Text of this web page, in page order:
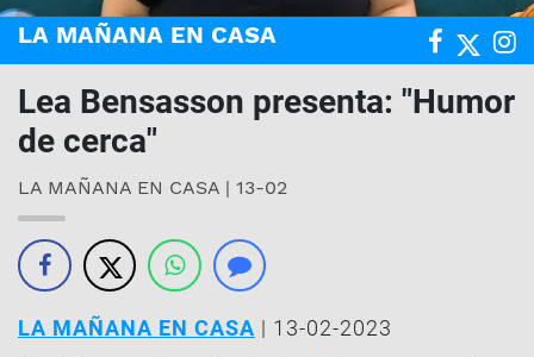
LA MAÑANA EN CASA
Lea Bensasson presenta: "Humor
de cerca"
LA MAÑANA EN CASA | 13-02
LA MAÑANA EN CASA | 13-02-2023